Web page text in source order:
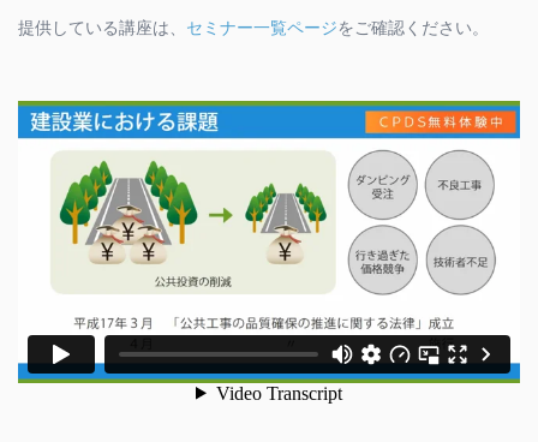
提供している講座は、 セミナー一覧ページをご確認ください。